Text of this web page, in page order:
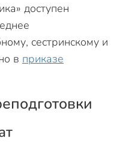
доступен
сестринскому и
в приказе